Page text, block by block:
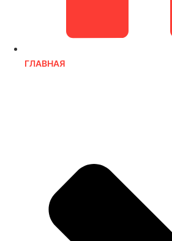
ГЛАВНАЯ